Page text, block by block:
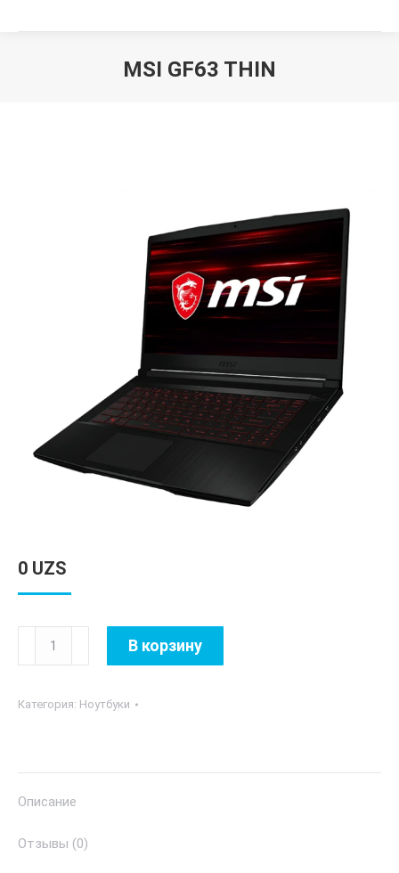
MSI GF63 THIN
0 UZS
Количество
товара
GF63
В корзину
Категория: Ноутбуки
Описание
Отзывы (0)